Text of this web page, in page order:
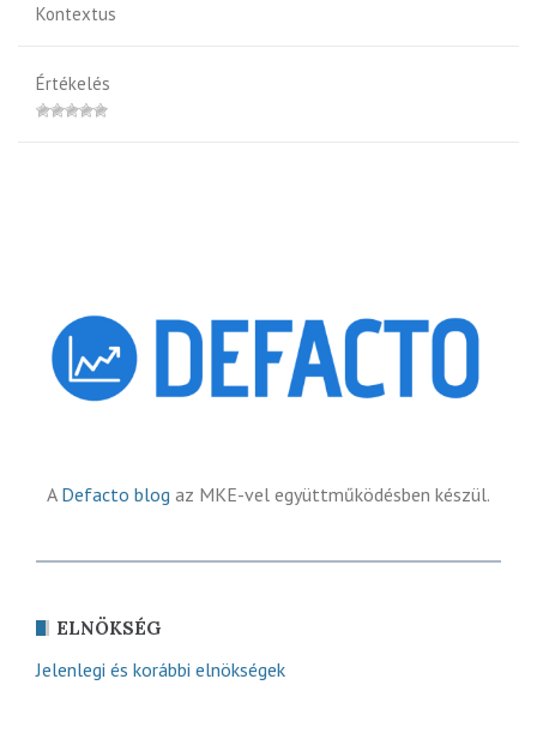
Kontextus
Értékelés
A Defacto blog az MKE-vel együttműködésben készül.
ELNÖKSÉG
Jelenlegi és korábbi elnökségek